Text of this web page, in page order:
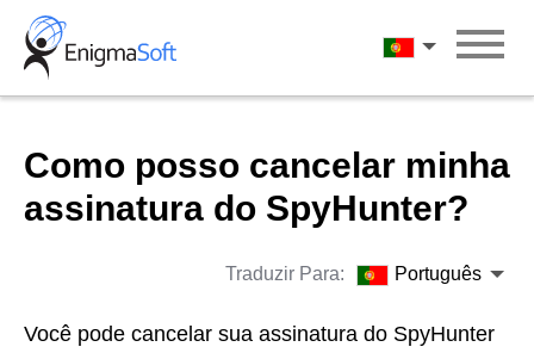
Skip
content
Português
Como posso cancelar minha
assinatura do SpyHunter?
Traduzir Para: Português
Você pode cancelar sua assinatura do SpyHunter